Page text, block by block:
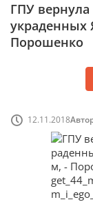
ГПУ
украденных
Порошенко
12.11.2018